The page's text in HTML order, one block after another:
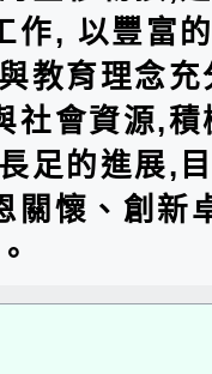
作, 以豐富
教育理念
社會資源,
足的進展,
關懷、創新